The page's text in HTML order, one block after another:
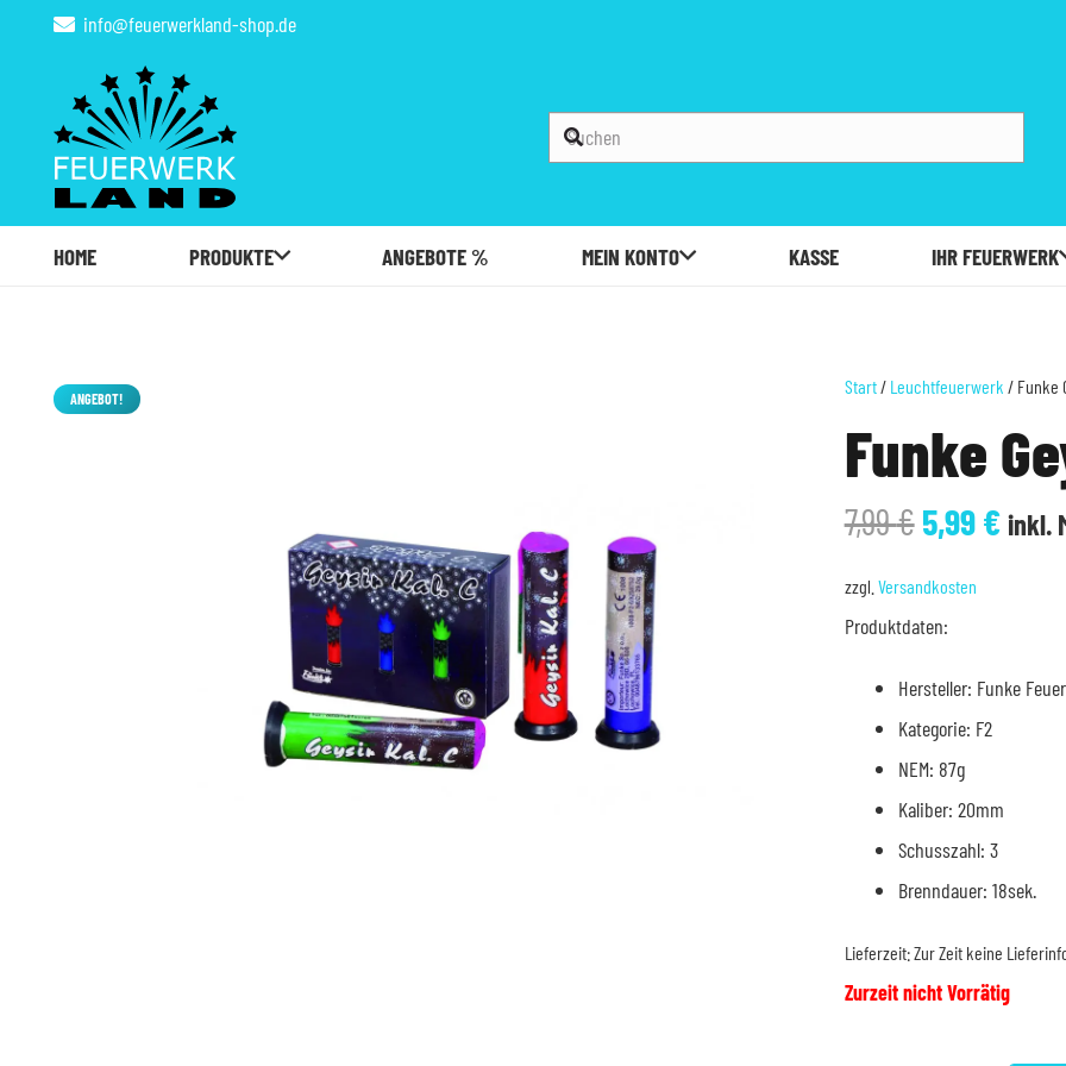
info@feuerwerkland-shop.de
HOME PRODUKTE ANGEBOTE % MEIN KONTO KASSE IHR FEUERWERK
ANGEBOT!
Start/ Leuchtfeuerwerk / Funke
Funke
7,99€
Preis
war:
7,99 €
5,99€
Preis
inkl.
zzgl. Versandkosten
Produktdaten:
Hersteller: Funke
Kategorie: F2
NEM: 87g
Kaliber: 20mm
Schusszahl: 3
Brenndauer: 18sek.
Lieferzeit:Zur Zeit keine
Zurzeit nicht Vorrätig